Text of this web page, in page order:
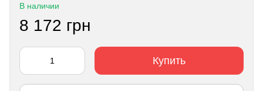
В наличии
8 172 грн
Купить